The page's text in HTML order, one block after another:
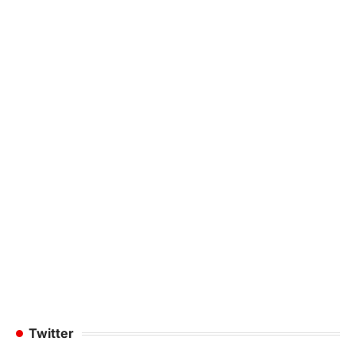
Twitter